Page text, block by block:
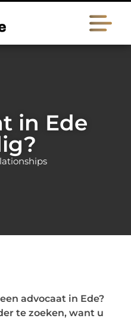
in Ede
advocaat in Ede?
te zoeken, want u